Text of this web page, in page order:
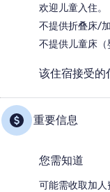
欢迎儿童入住。
不提供折叠床/加
不提供儿童床（
该住宿接受的
重要信息
您需知道
可能需收取加人